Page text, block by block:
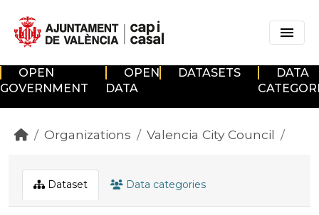
OPEN
GOVERNMENT
OPEN
DATA
DATASETS
DATA
Organizations Valencia City Council
Dataset Data categories